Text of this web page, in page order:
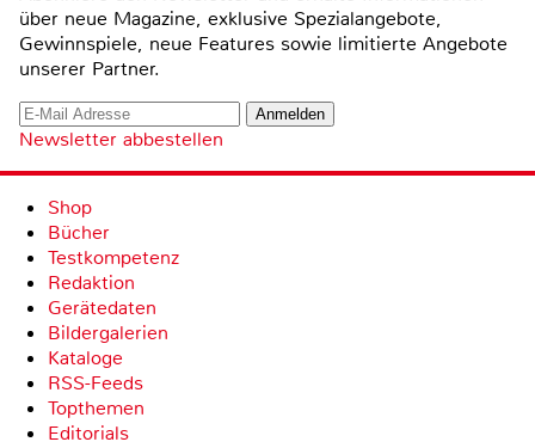
über neue Magazine, exklusive Spezialangebote,
Gewinnspiele, neue Features sowie limitierte Angebote
unserer Partner.
Newsletter abbestellen
Shop
Bücher
Testkompetenz
Redaktion
Gerätedaten
Bildergalerien
Kataloge
RSS-Feeds
Topthemen
Editorials